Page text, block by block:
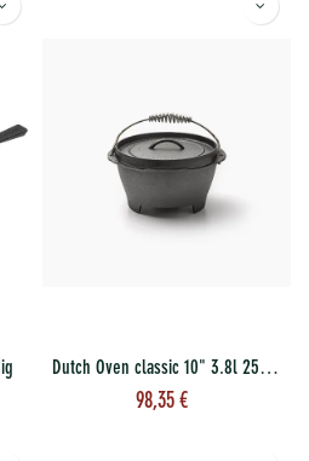
Dutch Oven classic 10" 3.8l 25 cm
98,35 €